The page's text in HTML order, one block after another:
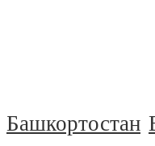
Башкортостан